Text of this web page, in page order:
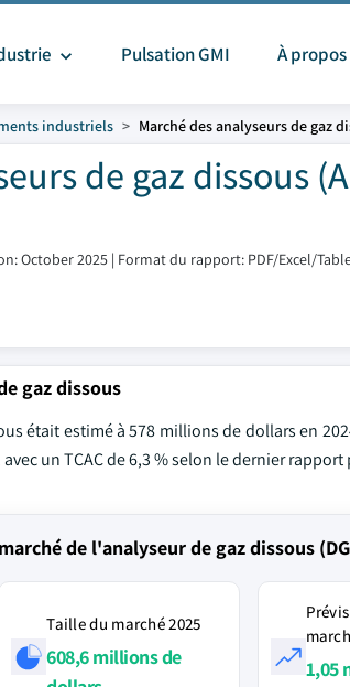
Pulsation GMI À
industriels Marché des analyseurs de gaz
de gaz dissous
October 2025 | Format du rapport: PDF/Excel/
gaz dissous
était estimé à 578 millions de dollars en
un TCAC de 6,3 % selon le dernier
de l'analyseur de gaz dissous
Taille du marché 2025
608,6 millions de
1,05